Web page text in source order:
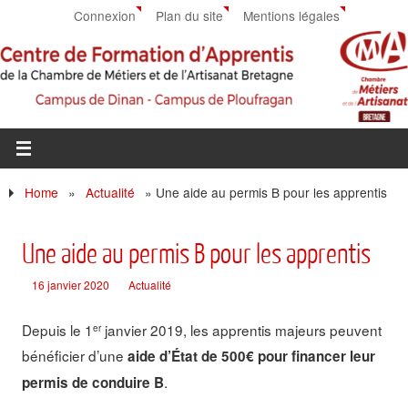
Connexion Plan du site Mentions légales
Home » Actualité » Une aide au permis B pour les apprentis
Une aide au permis B pour les apprentis
16 janvier 2020 Actualité
Depuis le 1 erjanvier 2019, les apprentis majeurs peuvent
bénéficier d’une aide d’État de 500€ pour financer leur
permis de conduire B.